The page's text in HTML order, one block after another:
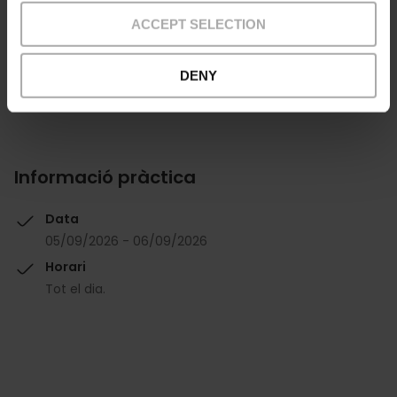
ACCEPT SELECTION
DENY
Informació pràctica
Data
05/09/2026 - 06/09/2026
Horari
Tot el dia.